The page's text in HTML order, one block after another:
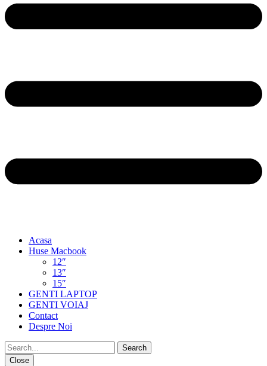
Acasa
Huse Macbook
12″
13″
15″
GENTI LAPTOP
GENTI VOIAJ
Contact
Despre Noi
Close